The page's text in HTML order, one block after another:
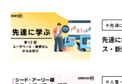
＃先達
先達
ス・
＃人事